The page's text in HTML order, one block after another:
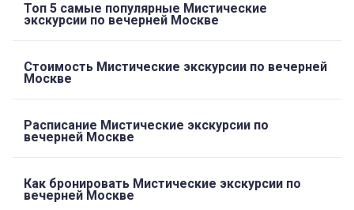
Топ 5 самые популярные Мистические
экскурсии по вечерней Москве
Стоимость Мистические экскурсии по вечерней
Москве
Расписание Мистические экскурсии по
вечерней Москве
Как бронировать Мистические экскурсии по
вечерней Москве